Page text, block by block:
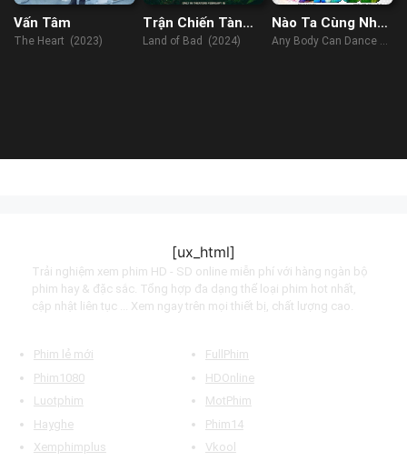
Vấn Tâm
The Heart (2023)
Trận Chiến Tàn
Khốc
Land of Bad (2024)
Nào Ta Cùng Nhảy
2
Any Body Can Dance 2